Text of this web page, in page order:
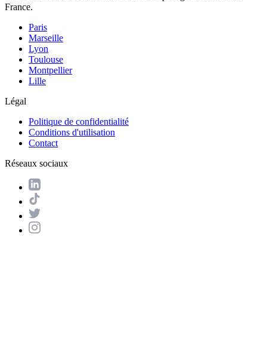
France.
Paris
Marseille
Lyon
Toulouse
Montpellier
Lille
Légal
Politique de confidentialité
Conditions d'utilisation
Contact
Réseaux sociaux